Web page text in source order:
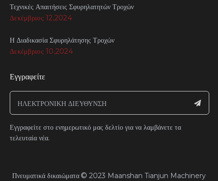
Τεχνικές Απαιτήσεις Σφυρηλατητών Τροχών
Δεκέμβριος 12,2024
Η Διαδικασία Σφυρηλάτησης Τροχών
Δεκέμβριος 10,2024
Εγγραφείτε
Εγγραφείτε στο ενημερωτικό μας δελτίο για να λαμβάνετε τα
τελευταία νέα.
Πνευματικά δικαιώματα© 2023 Maanshan Tianjun Machinery